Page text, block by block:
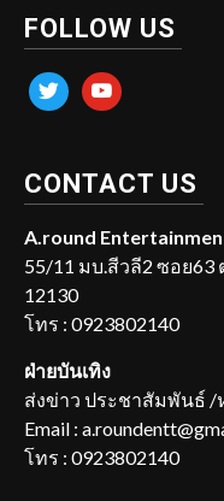
FOLLOW US
twitter youtube
CONTACT US
A.round
55/11 มบ.สีวลี2 ซอย
12130
โทร : 0923802140
ฝ่ายบันเทิง
ส่งข่าว ประชาสัมพันธ์
Email :
โทร : 0923802140